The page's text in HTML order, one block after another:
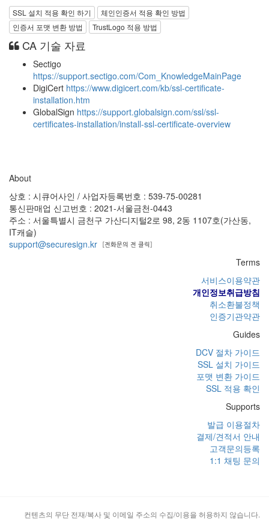
SSL 설치 적용 확인 하기
체인인증서 적용 확인 방법
인증서 포맷 변환 방법
TrustLogo 적용 방법
CA 기술 자료
Sectigo
https://support.sectigo.com/Com_KnowledgeMainPage
DigiCert https://www.digicert.com/kb/ssl-certificate-
installation.htm
GlobalSign https://support.globalsign.com/ssl/ssl-
certificates-installation/install-ssl-certificate-overview
About
상호 : 시큐어사인 / 사업자등록번호 : 539-75-00281
통신판매업 신고번호 : 2021-서울금천-0443
주소 : 서울특별시 금천구 가산디지털2로 98, 2동 1107호(가산동,
IT캐슬)
support@securesign.kr
Terms
서비스이용약관
개인정보취급방침
취소환불정책
인증기관약관
Guides
DCV 절차 가이드
SSL 설치 가이드
포맷 변환 가이드
SSL 적용 확인
Supports
발급 이용절차
결제/견적서 안내
고객문의등록
1:1 채팅 문의
컨텐츠의 무단 전재/복사 및 이메일 주소의 수집/이용을 허용하지 않습니다.